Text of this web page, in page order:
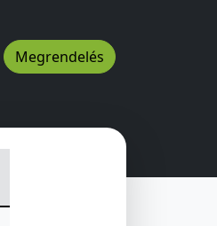
Megrendelés